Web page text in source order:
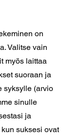
on
Valitse vain
myös laittaa
suoraan ja
syksylle (arvio
sinulle
ja
suksesi ovat